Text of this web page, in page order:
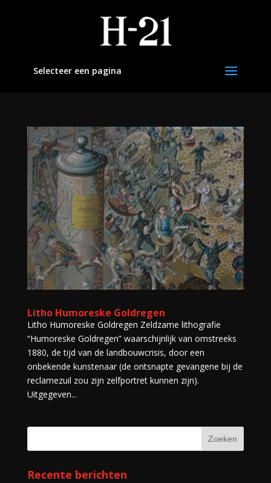
Selecteer een pagina
Litho Humoreske Goldregen
Litho Humoreske Goldregen Zeldzame lithografie
“Humoreske Goldregen” waarschijnlijk van omstreeks
1880, de tijd van de landbouwcrisis, door een
onbekende kunstenaar (de ontsnapte gevangene bij de
reclamezuil zou zijn zelfportret kunnen zijn).
Uitgegeven...
Recente berichten